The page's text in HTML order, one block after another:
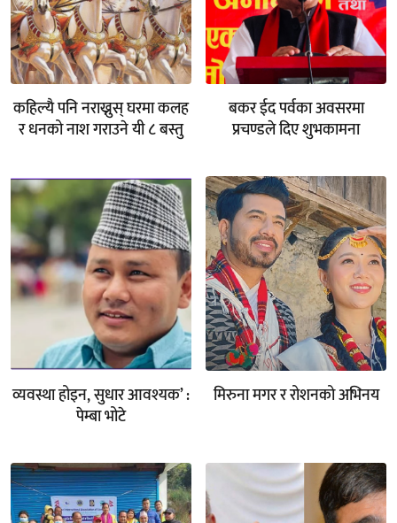
कहिल्यै पनि नराख्नुस् घरमा कलह
र धनको नाश गराउने यी ८ बस्तु
बकर ईद पर्वका अवसरमा
प्रचण्डले दिए शुभकामना
व्यवस्था होइन, सुधार आवश्यक’ :
पेम्बा भोटे
मिरुना मगर र रोशनको अभिनय